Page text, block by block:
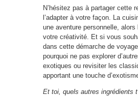
N’hésitez pas à partager cette
l’adapter à votre façon. La
une aventure personnelle, alors
votre créativité. Et si vous
dans cette démarche de
pourquoi ne pas explorer
exotiques ou revisiter les
apportant une touche
Et toi, quels autres ingrédients